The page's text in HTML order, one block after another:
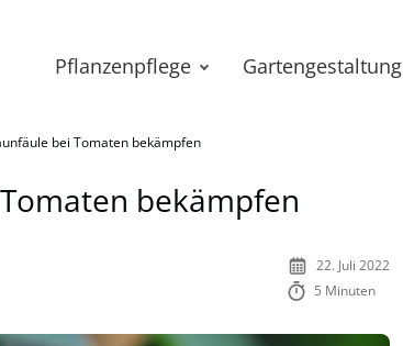
Pflanzenpflege Gartengestaltung
bei Tomaten bekämpfen
bekämpfen
22. Juli 2022
5 Minuten